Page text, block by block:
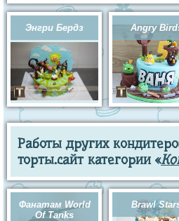
Энгри Бердз Angry
Работы других
торты.сайт категории «
Фанатам World
Of Tanks
Brawl